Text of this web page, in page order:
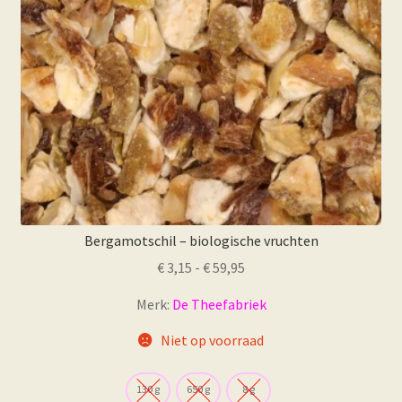
Bergamotschil – biologische vruchten
€ 3,15 - €59,95
tot
€ 59,95
Merk: De Theefabriek
Niet op voorraad
130 g 650 g 8 g